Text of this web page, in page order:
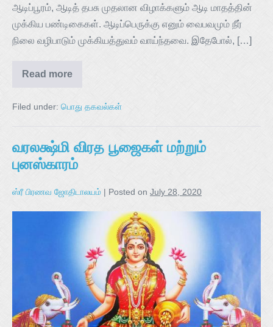
ஆடிப்பூரம், ஆடித் தபசு முதலான விழாக்களும் ஆடி மாதத்தின்
முக்கிய பண்டிகைகள். ஆடிப்பெருக்கு எனும் வைபவமும் நீர்
நிலை வழிபாடும் முக்கியத்துவம் வாய்ந்தவை. இதேபோல், […]
Read more
Filed under: பொது தகவல்கள்
வரலக்ஷ்மி விரத பூஜைகள் மற்றும்
புனஸ்காரம்
ஸ்ரீ பிரணவ ஜோதிடாலயம் | Posted on July 28, 2020